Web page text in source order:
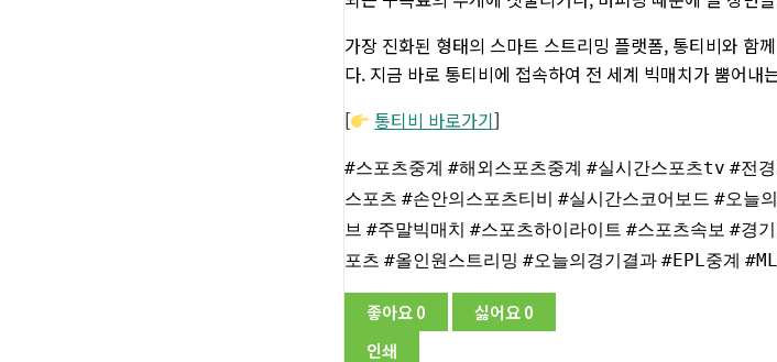
가장 진화된 형태의 스마트 스트리밍 플랫폼, 통티비와 함
다. 지금 바로 통티비에 접속하여 전 세계 빅매치가 뿜어
[
통티비 바로가기]
#스포츠중계 #해외스포츠중계 #실시간스포츠tv #전
스포츠 #손안의스포츠티비 #실시간스코어보드 #오늘
브 #주말빅매치 #스포츠하이라이트 #스포츠속보 #경
포츠 #올인원스트리밍 #오늘의경기결과 #EPL중계
좋아요0 싫어요0
인쇄